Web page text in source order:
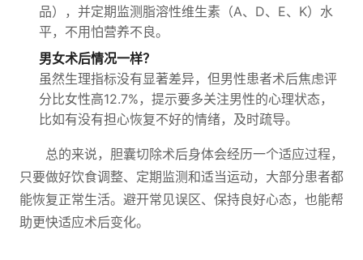
品），并定期监测脂溶性维生素（A、D、E、K）水
平，不用怕营养不良。
男女术后情况一样？
虽然生理指标没有显著差异，但男性患者术后焦虑评
分比女性高12.7%，提示要多关注男性的心理状态，
比如有没有担心恢复不好的情绪，及时疏导。
总的来说，胆囊切除术后身体会经历一个适应过程，
只要做好饮食调整、定期监测和适当运动，大部分患者都
能恢复正常生活。避开常见误区、保持良好心态，也能帮
助更快适应术后变化。